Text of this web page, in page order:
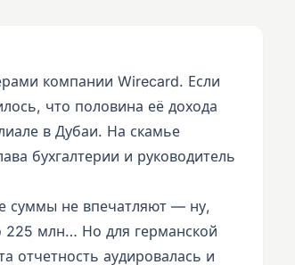
компании Wirecard. Если
что половина её дохода
в Дубаи. На скамье
бухгалтерии и руководитель
суммы не впечатляют — ну,
225 млн… Но для германской
отчетность аудировалась и